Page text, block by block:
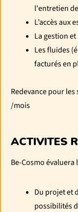
l'entretien
L’accès aux
La gestion
Les fluides
facturés en
Redevance pour
/mois
ACTIVITES
Be-Cosmo
Du projet et
possibilités